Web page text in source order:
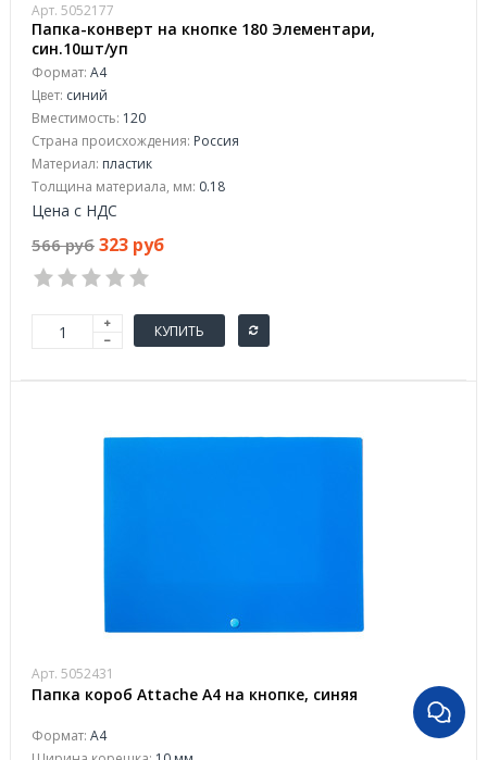
Арт. 5052177
Папка-конверт на кнопке 180 Элементари,
син.10шт/уп
Формат: А4
Цвет: синий
Вместимость: 120
Страна происхождения: Россия
Материал: пластик
Толщина материала, мм: 0.18
Цена с НДС
566 руб 323 руб
КУПИТЬ
Арт. 5052431
Папка короб Attache А4 на кнопке, синяя
Формат: А4